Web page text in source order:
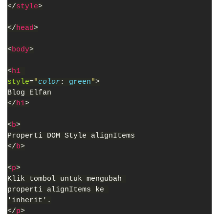
</style>
</head>
<body>
<h1
style="color: green">
Blog Elfan
</h1>
<b>
Properti DOM Style alignItems
</b>
<p>
Klik tombol untuk mengubah
properti alignItems ke
'inherit'.
</p>